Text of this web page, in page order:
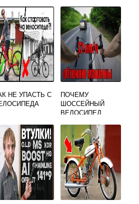
НЕ УПАСТЬ С
ПОЧЕМУ
ШОССЕЙНЫЙ
ВЕЛОСИПЕД
ГОРНОГО